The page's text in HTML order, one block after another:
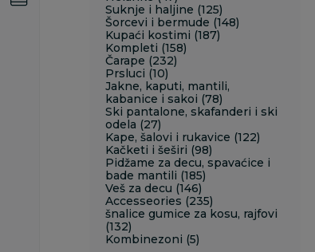
Suknje i haljine (125)
Šorcevi i bermude (148)
Kupaći kostimi (187)
Kompleti (158)
Čarape (232)
Prsluci (10)
Jakne, kaputi, mantili,
kabanice i sakoi (78)
Ski pantalone, skafanderi i ski
odela (27)
Kape, šalovi i rukavice (122)
Kačketi i šeširi (98)
Pidžame za decu, spavaćice i
bade mantili (185)
Veš za decu (146)
Accesseories (235)
šnalice gumice za kosu, rajfovi
(132)
Kombinezoni (5)